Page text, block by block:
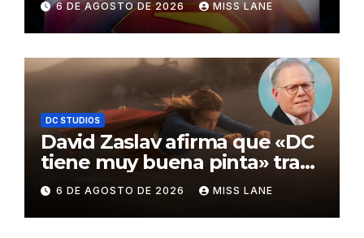
Awards
6 DE AGOSTO DE 2026 MISS LANE
DC STUDIOS
David Zaslav afirma que «DC
tiene muy buena pinta» tras
el fracaso de «Supergirl»
6 DE AGOSTO DE 2026 MISS LANE